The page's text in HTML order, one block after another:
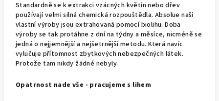
Standardně se k extrakci vzácných květin nebo dřev
používají velmi silná chemická rozpouštědla. Absolue naší
vlastní výroby jsou extrahovaná pomocí biolihu. Doba
výroby se tak protáhne z dní na týdny a měsíce, nicméně se
jedná o nejjemnější a nejšetrnější metodu. Která navíc
vylučuje přítomnost zbytkových nebezpečných látek.
Protože tam nikdy žádné nebyly.
Opatrnost nade vše - pracujeme s lihem